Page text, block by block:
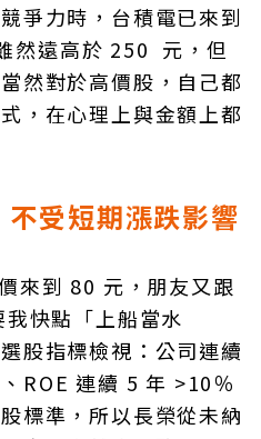
爭力時，台積電已來到
然遠高於 250 元，但
然對於高價股，自己都
，在心理上與金額上都
受短期漲跌影響
來到 80 元，朋友又跟
快點「上船當水
股指標檢視：公司連續
ROE 連續 5 年 >10％
標準，所以長榮從未納